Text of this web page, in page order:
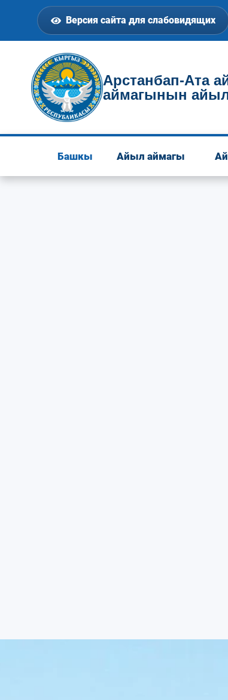
Версия сайта для слабовидящих
Арстанбап-Ата
аймагынын
Башкы Айыл аймагы